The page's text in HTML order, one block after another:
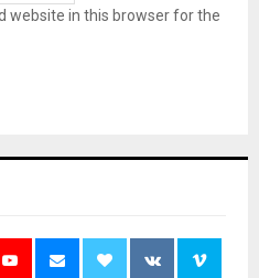
website in this browser for the